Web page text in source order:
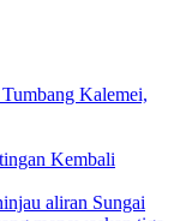
Kembali